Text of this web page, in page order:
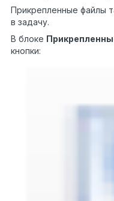
Прикрепленные файлы
в задачу.
В блоке
кнопки: